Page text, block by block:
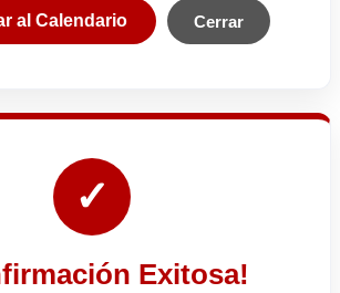
al Calendario Cerrar
✓
Exitosa!